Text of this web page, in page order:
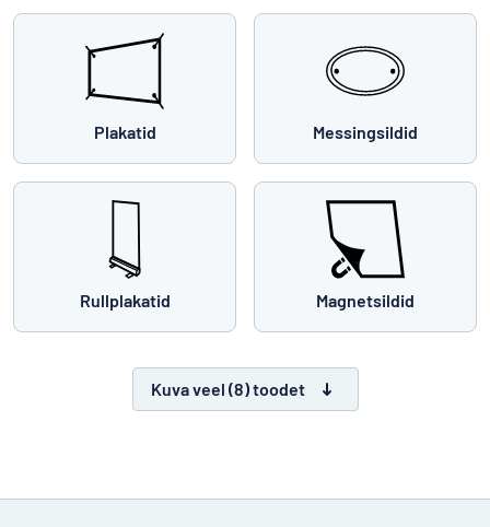
Plakatid Messingsildid
Rullplakatid Magnetsildid
Kuva veel (8) toodet